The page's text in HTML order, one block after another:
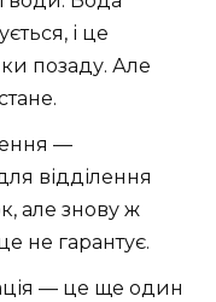
і це
позаду. Але
—
відділення
але знову ж
не гарантує.
— це ще один